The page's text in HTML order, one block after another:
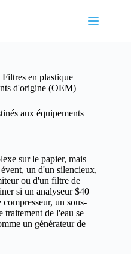
Filtres en plastique
d'origine (OEM)
aux équipements
sur le papier, mais
un d'un silencieux,
ou d'un filtre de
si un analyseur $40
un sous-
traitement de l'eau se
un générateur de